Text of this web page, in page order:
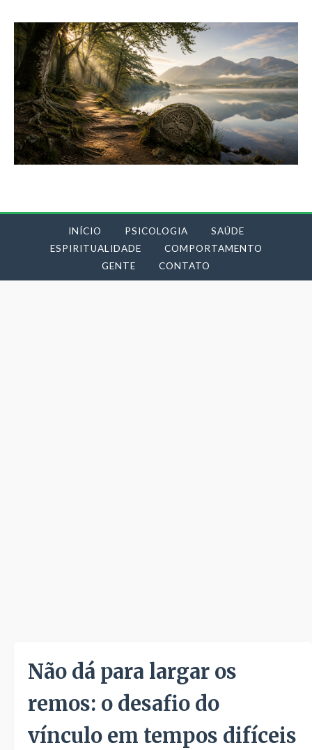
INÍCIO PSICOLOGIA
SAÚDE
ESPIRITUALIDADE
COMPORTAMENTO
GENTE
CONTATO
Não dá para largar os
remos: o desafio do
vínculo em tempos difíceis